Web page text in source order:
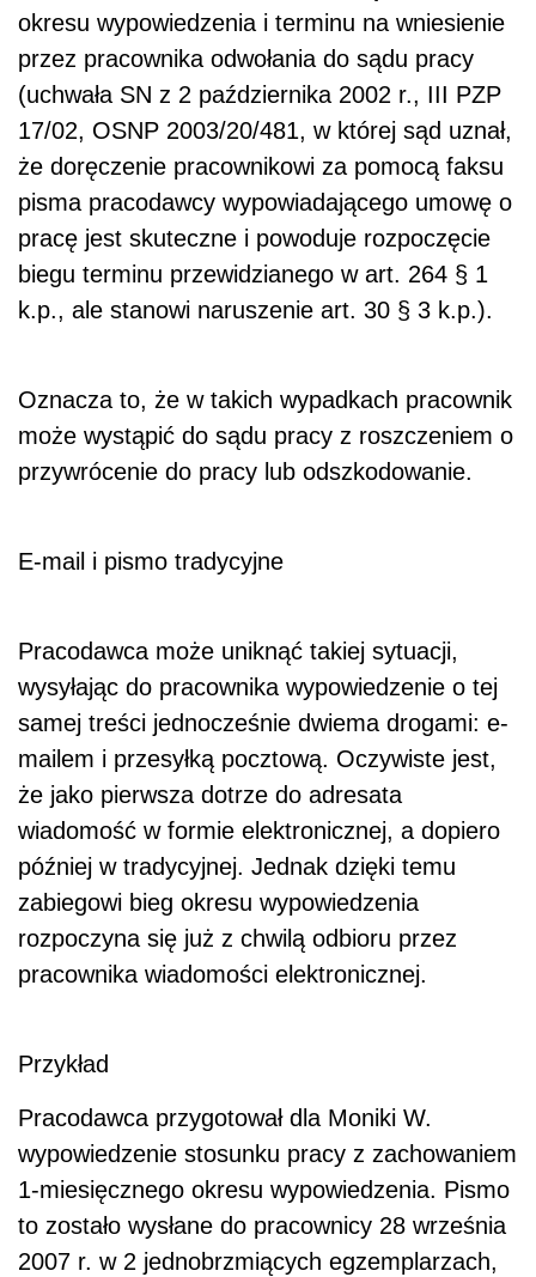
okresu wypowiedzenia i terminu na wniesienie
przez pracownika odwołania do sądu pracy
(uchwała SN z 2 października 2002 r., III PZP
17/02, OSNP 2003/20/481, w której sąd uznał,
że doręczenie pracownikowi za pomocą faksu
pisma pracodawcy wypowiadającego umowę o
pracę jest skuteczne i powoduje rozpoczęcie
biegu terminu przewidzianego w art. 264 § 1
k.p., ale stanowi naruszenie art. 30 § 3 k.p.).
Oznacza to, że w takich wypadkach pracownik
może wystąpić do sądu pracy z roszczeniem o
przywrócenie do pracy lub odszkodowanie.
E-mail i pismo tradycyjne
Pracodawca może uniknąć takiej sytuacji,
wysyłając do pracownika wypowiedzenie o tej
samej treści jednocześnie dwiema drogami: e-
mailem i przesyłką pocztową. Oczywiste jest,
że jako pierwsza dotrze do adresata
wiadomość w formie elektronicznej, a dopiero
później w tradycyjnej. Jednak dzięki temu
zabiegowi bieg okresu wypowiedzenia
rozpoczyna się już z chwilą odbioru przez
pracownika wiadomości elektronicznej.
Przykład
Pracodawca przygotował dla Moniki W.
wypowiedzenie stosunku pracy z zachowaniem
1-miesięcznego okresu wypowiedzenia. Pismo
to zostało wysłane do pracownicy 28 września
2007 r. w 2 jednobrzmiących egzemplarzach,